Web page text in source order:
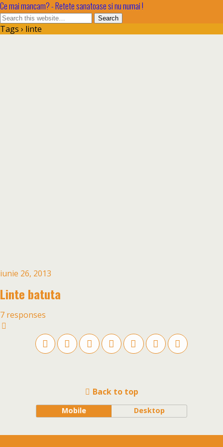
Ce mai mancam? - Retete sanatoase si nu numai !
Tags › linte
iunie 26, 2013
Linte batuta
7 responses
Back to top
Mobile Desktop